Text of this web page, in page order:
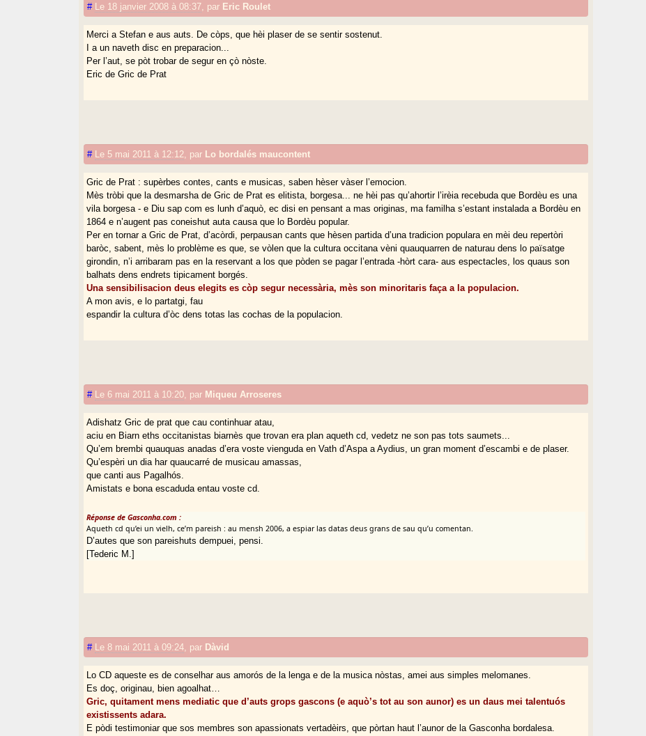
# Le 18 janvier 2008 à 08:37 par Eric Roulet
Merci a Stefan e aus auts. De còps, que hèi plaser de se sentir sostenut.
I a un naveth disc en preparacion...
Per l’aut, se pòt trobar de segur en çò nòste.
Eric de Gric de Prat
# Le 5 mai 2011 à 12:12 par Lo bordalés maucontent
Gric de Prat : supèrbes contes, cants e musicas, saben hèser vàser l’emocion.
Mès tròbi que la desmarsha de Gric de Prat es elitista, borgesa... ne hèi pas qu’ahortir l’irèia recebuda que Bordèu es una
vila borgesa - e Diu sap com es lunh d’aquò, ec disi en pensant a mas originas, ma familha s’estant instalada a Bordèu en
1864 e n’augent pas coneishut auta causa que lo Bordèu popular.
Per en tornar a Gric de Prat, d’acòrdi, perpausan cants que hèsen partida d’una tradicion populara en mèi deu repertòri
baròc, sabent, mès lo problème es que, se vòlen que la cultura occitana vèni quauquarren de naturau dens lo païsatge
girondin, n’i arribaram pas en la reservant a los que pòden se pagar l’entrada -hòrt cara- aus espectacles, los quaus son
balhats dens endrets tipicament borgés.
Una sensibilisacion deus elegits es còp segur necessària, mès son minoritaris faça a la populacion.
A mon avis, e lo partatgi, fau
espandir la cultura d’òc dens totas las cochas de la populacion.
# Le 6 mai 2011 à 10:20 par Miqueu Arroseres
Adishatz Gric de prat que cau continhuar atau,
aciu en Biarn eths occitanistas biarnès que trovan era plan aqueth cd, vedetz ne son pas tots saumets...
Qu’em brembi quauquas anadas d’era voste vienguda en Vath d’Aspa a Aydius, un gran moment d’escambi e de plaser.
Qu’espèri un dia har quaucarré de musicau amassas,
que canti aus Pagalhós.
Amistats e bona escaduda entau voste cd.
Réponse de Gasconha.com :
Aqueth cd qu’ei un vielh, ce’m pareish : au mensh 2006, a espiar las datas deus grans de sau qu’u comentan.
D’autes que son pareishuts dempuei, pensi.
[Tederic M.]
# Le 8 mai 2011 à 09:24 par Dàvid
Lo CD aqueste es de conselhar aus amorós de la lenga e de la musica nòstas, amei aus simples melomanes.
Es doç, originau, bien agoalhat…
Gric, quitament mens mediatic que d’auts grops gascons (e aquò’s tot au son aunor) es un daus mei talentuós
existissents adara.
E pòdi testimoniar que sos membres son apassionats vertadèirs, que pòrtan haut l’aunor de la Gasconha bordalesa.